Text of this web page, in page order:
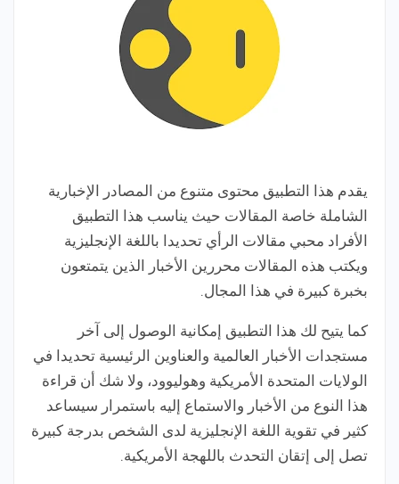
يقدم هذا التطبيق محتوى متنوع من المصادر الإخبارية
الشاملة خاصة المقالات حيث يناسب هذا التطبيق
الأفراد محبي مقالات الرأي تحديدا باللغة الإنجليزية
ويكتب هذه المقالات محررين الأخبار الذين يتمتعون
بخبرة كبيرة في هذا المجال.
كما يتيح لك هذا التطبيق إمكانية الوصول إلى آخر
مستجدات الأخبار العالمية والعناوين الرئيسية تحديدا في
الولايات المتحدة الأمريكية وهوليوود، ولا شك أن قراءة
هذا النوع من الأخبار والاستماع إليه باستمرار سيساعد
كثير في تقوية اللغة الإنجليزية لدى الشخص بدرجة كبيرة
تصل إلى إتقان التحدث باللهجة الأمريكية.